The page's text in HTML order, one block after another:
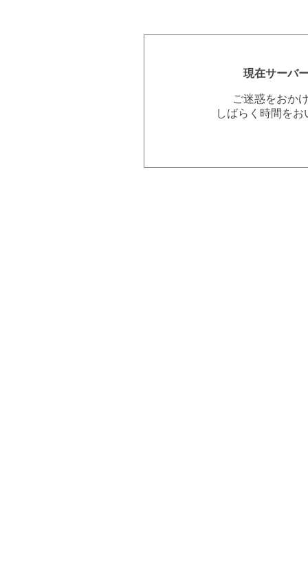
現在サーバ
ご迷惑をおか
しばらく時間を